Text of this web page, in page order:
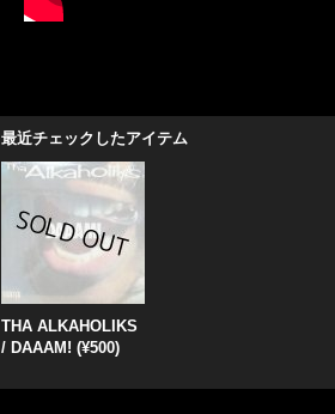
最近チェックしたアイテム
THA ALKAHOLIKS
/ DAAAM! (¥500)